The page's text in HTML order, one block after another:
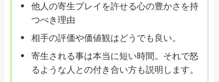
他人の寄生プレイを許せる心の豊かさを持
つべき理由
相手の評価や価値観はどうでも良い。
寄生される事は本当に短い時間。それで怒
るような人との付き合い方も説明します。